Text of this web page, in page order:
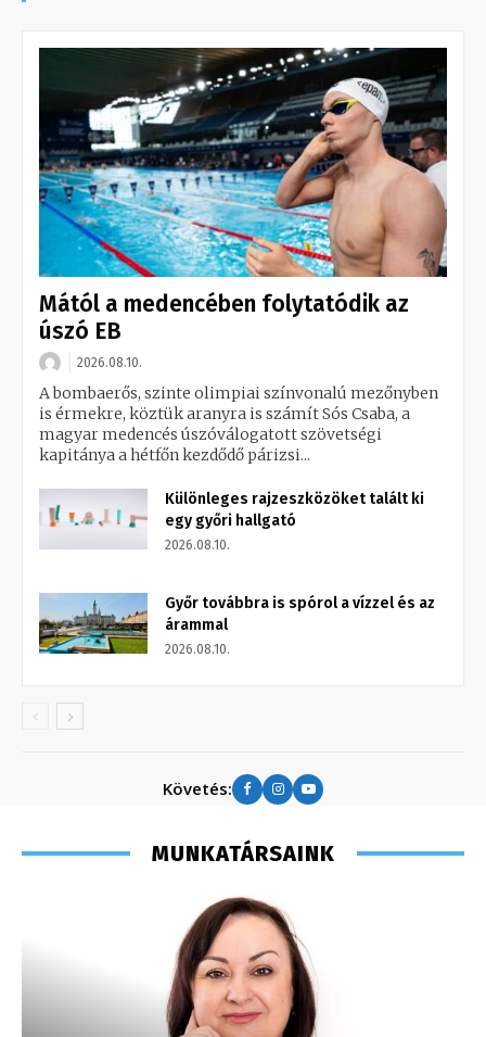
Mától a medencében folytatódik az
úszó EB
2026.08.10.
A bombaerős, szinte olimpiai színvonalú mezőnyben
is érmekre, köztük aranyra is számít Sós Csaba, a
magyar medencés úszóválogatott szövetségi
kapitánya a hétfőn kezdődő párizsi...
Különleges rajzeszközöket talált ki
egy győri hallgató
2026.08.10.
Győr továbbra is spórol a vízzel és az
árammal
2026.08.10.
Követés:
MUNKATÁRSAINK